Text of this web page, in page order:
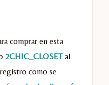
comprar en esta
2CHIC_CLOSETal
como se